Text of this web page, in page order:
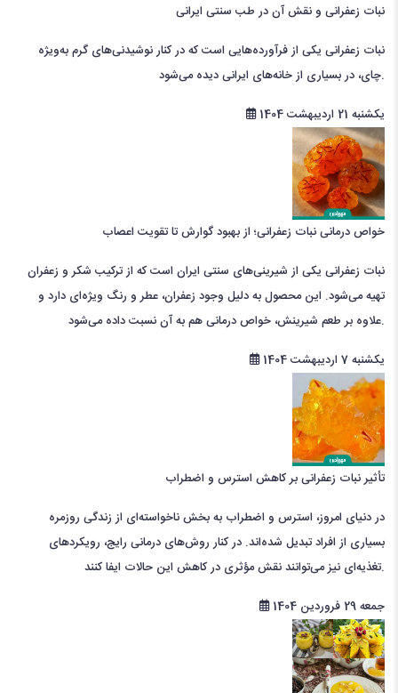
نبات زعفرانی و نقش آن در طب سنتی ایرانی
نبات زعفرانی یکی از فرآورده‌هایی است که در کنار نوشیدنی‌های گرم به‌ویژه
چای، در بسیاری از خانه‌های ایرانی دیده می‌شود.
یکشنبه 21 اردیبهشت 1404
خواص درمانی نبات زعفرانی؛ از بهبود گوارش تا تقویت اعصاب
نبات زعفرانی یکی از شیرینی‌های سنتی ایران است که از ترکیب شکر و زعفران
تهیه می‌شود. این محصول به دلیل وجود زعفران، عطر و رنگ ویژه‌ای دارد و
علاوه بر طعم شیرینش، خواص درمانی هم به آن نسبت داده می‌شود.
یکشنبه 7 اردیبهشت 1404
تأثیر نبات زعفرانی بر کاهش استرس و اضطراب
در دنیای امروز، استرس و اضطراب به بخش ناخواسته‌ای از زندگی روزمره
بسیاری از افراد تبدیل شده‌اند. در کنار روش‌های درمانی رایج، رویکردهای
تغذیه‌ای نیز می‌توانند نقش مؤثری در کاهش این حالات ایفا کنند.
جمعه 29 فروردین 1404